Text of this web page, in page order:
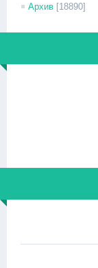
Архив [18890]